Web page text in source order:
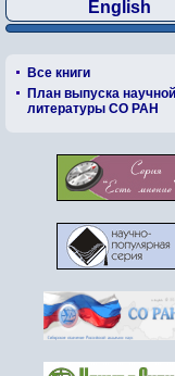
English
Все книги
План выпуска научной
литературы СО РАН